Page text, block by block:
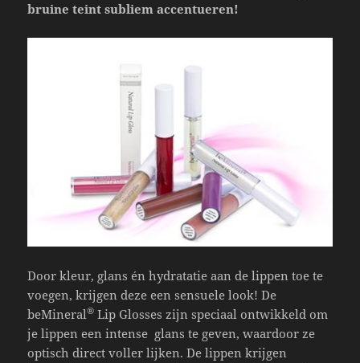
bruine teint subliem accentueren!
Door kleur, glans én hydratatie aan de lippen toe te
voegen, krijgen deze een sensuele look! De
beMineral® Lip Glosses zijn speciaal ontwikkeld om
je lippen een intense glans te geven, waardoor ze
optisch direct voller lijken. De lippen krijgen